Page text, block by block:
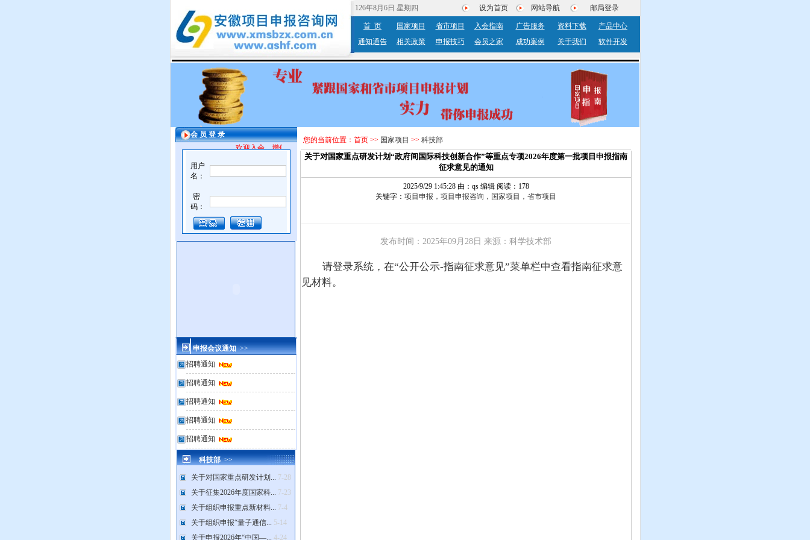
126年8月6日 星期四 设为首页 网站导航 邮局登录
首 页 国家项目 省市项目 入会指南 广告服务 资料下载
产品中心
通知通告
相关政策 申报技巧 会员之家 成功案例 关于我们 软件开发
会 员 登 录
欢迎入会，增值服务。
用户
名：
密
码：
申报会议通知>>
招聘通知
招聘通知
招聘通知
招聘通知
招聘通知
科技部>>
关于对国家重点研发计划... 7-28
关于征集2026年度国家科... 7-23
关于组织申报重点新材料... 7-4
关于组织申报“量子通信... 5-14
关于申报2026年“中国—... 4-24
您的当前位置： 首页 >> 国家项目 >> 科技部
关于对国家重点研发计划“政府间国际科技创新合作”等重点专项2026年度第一批项目申报指南
征求意见的通知
2025/9/29 1:45:28 由：qs 编辑 阅读：178
关键字： 项目申报，项目申报咨询，国家项目，省市项目
发布时间： 2025年09月28日 来源： 科学技术部
请登录系统，在“公开公示-指南征求意见”菜单栏中查看指南征求意
见材料。